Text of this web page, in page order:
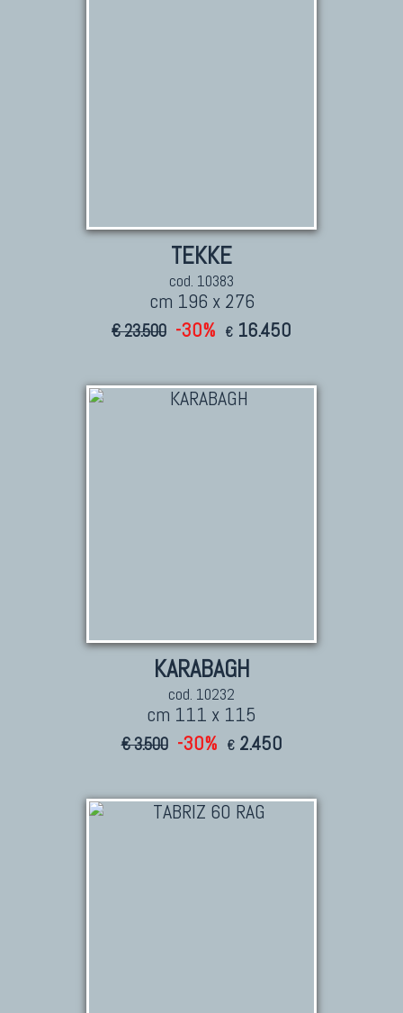
TEKKE
cod. 10383
cm 196 x 276
€ 23.500 -30% € 16.450
KARABAGH
cod. 10232
cm 111 x 115
€ 3.500 -30% € 2.450